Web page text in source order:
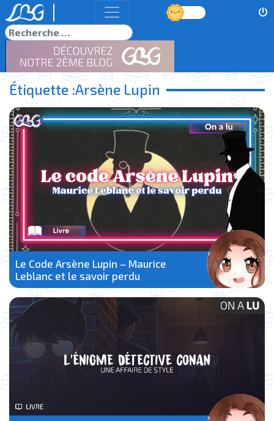
Jour
Rechercher
Étiquette :Arsène Lupin
Le Code Arsène Lupin – Maurice
Leblanc et le savoir perdu